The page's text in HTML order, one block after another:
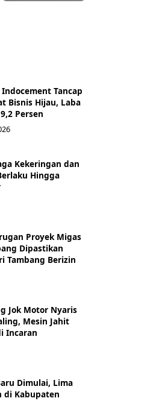
Indocement Tancap
Bisnis Hijau, Laba
Persen
Kekeringan dan
Hingga
Proyek Migas
Dipastikan
Tambang Berizin
Jok Motor Nyaris
Mesin Jahit
Incaran
Dimulai, Lima
di Kabupaten